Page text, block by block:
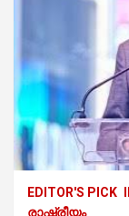
EDITOR'S PICK
രാഷ്ട്രീയം